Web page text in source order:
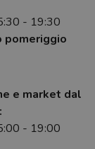
- 19:30
pomeriggio
e market dal
- 19:00